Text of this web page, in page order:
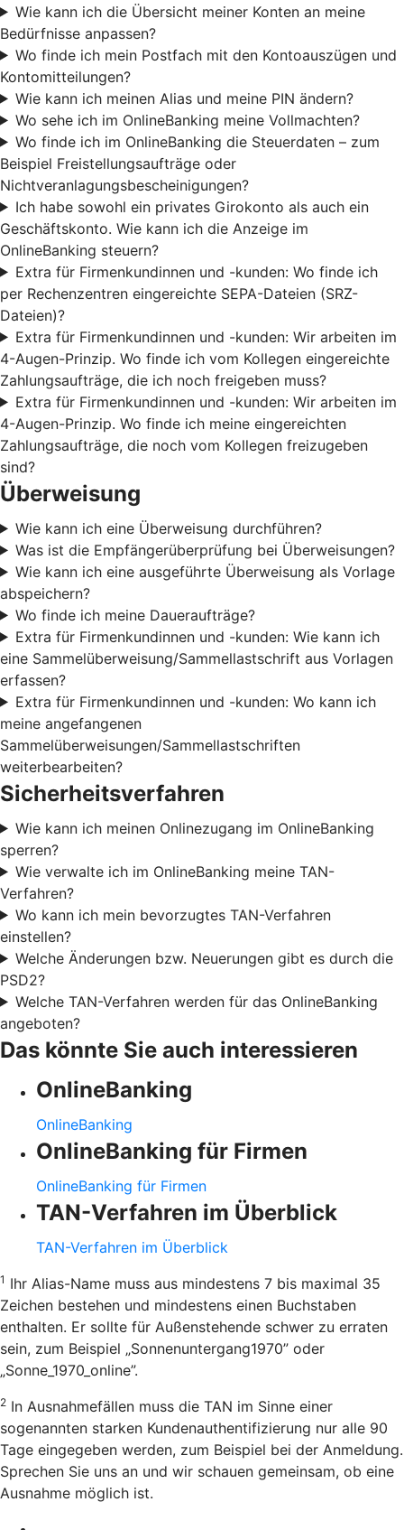
Wie kann ich die Übersicht meiner Konten an meine
Bedürfnisse anpassen?
Wo finde ich mein Postfach mit den Kontoauszügen und
Kontomitteilungen?
Wie kann ich meinen Alias und meine PIN ändern?
Wo sehe ich im OnlineBanking meine Vollmachten?
Wo finde ich im OnlineBanking die Steuerdaten – zum
Beispiel Freistellungsaufträge oder
Nichtveranlagungsbescheinigungen?
Ich habe sowohl ein privates Girokonto als auch ein
Geschäftskonto. Wie kann ich die Anzeige im
OnlineBanking steuern?
Extra für Firmenkundinnen und -kunden: Wo finde ich
per Rechenzentren eingereichte SEPA-Dateien (SRZ-
Dateien)?
Extra für Firmenkundinnen und -kunden: Wir arbeiten im
4-Augen-Prinzip. Wo finde ich vom Kollegen eingereichte
Zahlungsaufträge, die ich noch freigeben muss?
Extra für Firmenkundinnen und -kunden: Wir arbeiten im
4-Augen-Prinzip. Wo finde ich meine eingereichten
Zahlungsaufträge, die noch vom Kollegen freizugeben
sind?
Überweisung
Wie kann ich eine Überweisung durchführen?
Was ist die Empfängerüberprüfung bei Überweisungen?
Wie kann ich eine ausgeführte Überweisung als Vorlage
abspeichern?
Wo finde ich meine Daueraufträge?
Extra für Firmenkundinnen und -kunden: Wie kann ich
eine Sammelüberweisung/Sammellastschrift aus Vorlagen
erfassen?
Extra für Firmenkundinnen und -kunden: Wo kann ich
meine angefangenen
Sammelüberweisungen/Sammellastschriften
weiterbearbeiten?
Sicherheitsverfahren
Wie kann ich meinen Onlinezugang im OnlineBanking
sperren?
Wie verwalte ich im OnlineBanking meine TAN-
Verfahren?
Wo kann ich mein bevorzugtes TAN-Verfahren
einstellen?
Welche Änderungen bzw. Neuerungen gibt es durch die
PSD2?
Welche TAN-Verfahren werden für das OnlineBanking
angeboten?
Das könnte Sie auch interessieren
OnlineBanking
OnlineBanking
OnlineBanking für Firmen
OnlineBanking für Firmen
TAN-Verfahren im Überblick
TAN-Verfahren im Überblick
1 Ihr Alias-Name muss aus mindestens 7 bis maximal 35
Zeichen bestehen und mindestens einen Buchstaben
enthalten. Er sollte für Außenstehende schwer zu erraten
sein, zum Beispiel „Sonnenuntergang1970” oder
„Sonne_1970_online”.
2 In Ausnahmefällen muss die TAN im Sinne einer
sogenannten starken Kundenauthentifizierung nur alle 90
Tage eingegeben werden, zum Beispiel bei der Anmeldung.
Sprechen Sie uns an und wir schauen gemeinsam, ob eine
Ausnahme möglich ist.